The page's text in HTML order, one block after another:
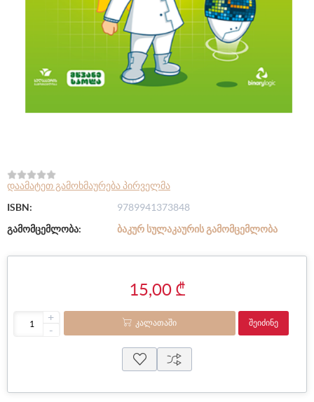
დაამატეთ გამოხმაურება პირველმა
ISBN:
9789941373848
გამომცემლობა:
ᲑᲐᲙᲣᲠ ᲡᲣᲚᲐᲙᲐᲣᲠᲘᲡ ᲒᲐᲛᲝᲛᲪᲔᲛᲚᲝᲑᲐ
15,00 ₾
+
-
ᲙᲐᲚᲐᲗᲐᲨᲘ ᲨᲔᲘᲫᲘᲜᲔ